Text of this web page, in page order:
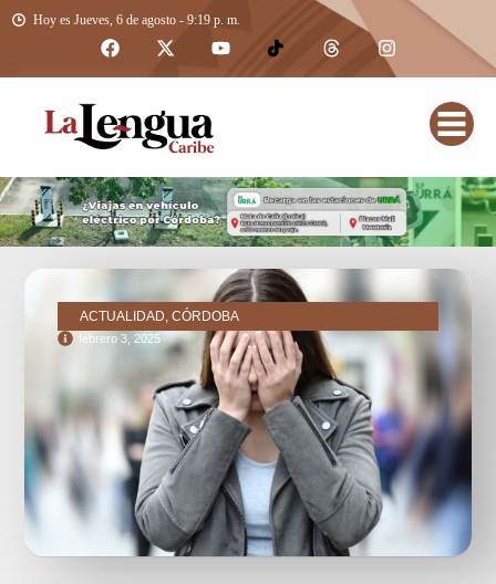
Hoy es Jueves, 6 de agosto - 9:19 p. m.
ACTUALIDAD, CÓRDOBA
febrero 3, 2025